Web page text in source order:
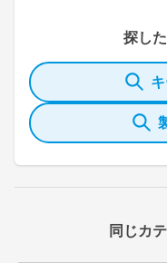
探し
同じカ